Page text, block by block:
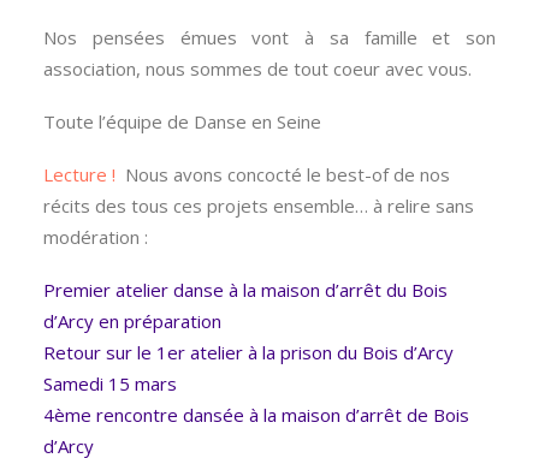
Nos pensées émues vont à sa famille et son
association, nous sommes de tout coeur avec vous.
Toute l’équipe de Danse en Seine
Lecture ! Nous avons concocté le best-of de nos
récits des tous ces projets ensemble… à relire sans
modération :
Premier atelier danse à la maison d’arrêt du Bois
d’Arcy en préparation
Retour sur le 1er atelier à la prison du Bois d’Arcy
Samedi 15 mars
4ème rencontre dansée à la maison d’arrêt de Bois
d’Arcy